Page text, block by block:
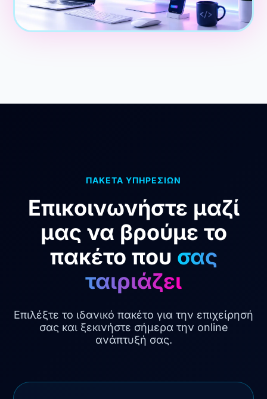
ΠΑΚΕΤΑ ΥΠΗΡΕΣΙΩΝ
Επικοινωνήστε μαζί
μας να βρούμε το
πακέτο που σας
ταιριάζει
Επιλέξτε το ιδανικό πακέτο για την επιχείρησή
σας και ξεκινήστε σήμερα την online
ανάπτυξή σας.